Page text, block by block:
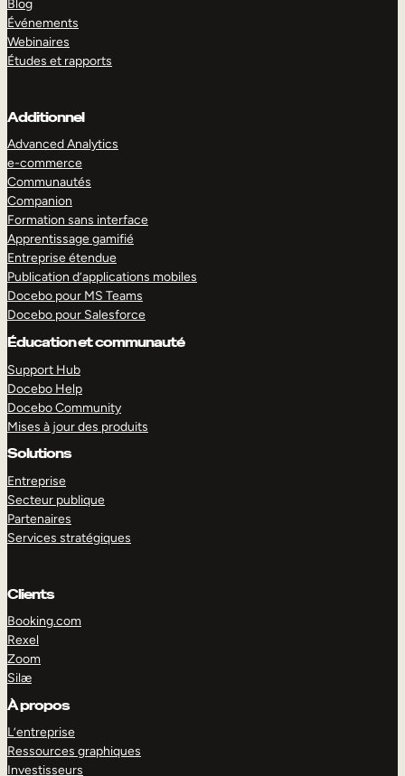
Blog
Événements
Webinaires
Études et rapports
Additionnel
Advanced Analytics
e-commerce
Communautés
Companion
Formation sans interface
Apprentissage gamifié
Entreprise étendue
Publication d’applications mobiles
Docebo pour MS Teams
Docebo pour Salesforce
Éducation et communauté
Support Hub
Docebo Help
Docebo Community
Mises à jour des produits
Solutions
Entreprise
Secteur publique
Partenaires
Services stratégiques
Clients
Booking.com
Rexel
Zoom
Silæ
À propos
L’entreprise
Ressources graphiques
Investisseurs